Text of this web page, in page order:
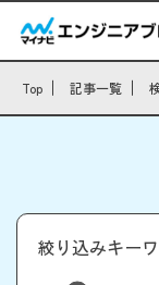
Top 記事一覧
絞り込みキー